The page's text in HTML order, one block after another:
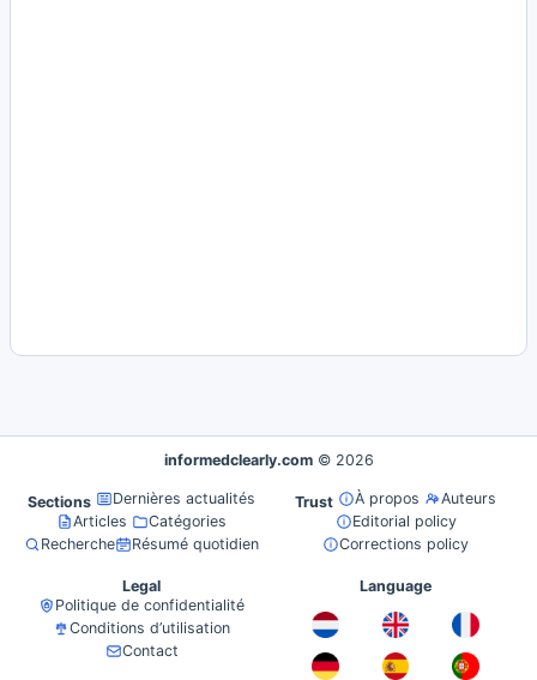
informedclearly.com © 2026
Sections
Dernières actualités
Articles
Catégories
Recherche
Résumé quotidien
Trust À propos
Auteurs
Editorial policy
Corrections policy
Legal
Politique de confidentialité
Conditions d’utilisation
Contact
Language